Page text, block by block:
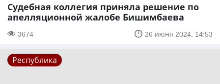
Судебная коллегия приняла решение по
апелляционной жалобе Бишимбаева
3674 26 июня 2024, 14:53
Республика